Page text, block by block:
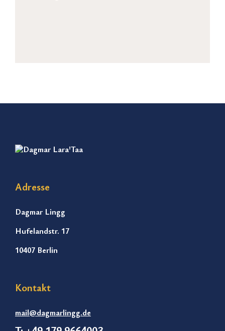
Adresse
Dagmar Lingg
Hufelandstr. 17
10407 Berlin
Kontakt
mail@dagmarlingg.de